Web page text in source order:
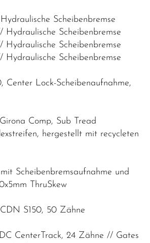
Scheibenbremse
Scheibenbremse
Scheibenbremse
Scheibenbremse
Center Lock-Scheibenaufnahme,
Comp, Sub Tread
hergestellt mit recycleten
Scheibenbremsaufnahme und
ThruSkew
S150, 50 Zähne
CenterTrack, 24 Zähne // Gates